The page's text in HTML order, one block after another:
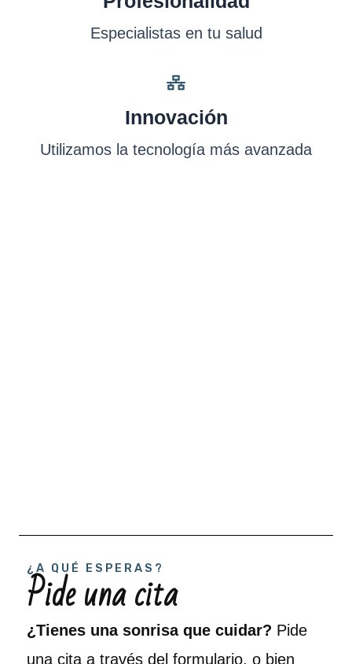
Especialistas en tu salud
Innovación
Utilizamos la tecnología más avanzada
¿A QUÉ ESPERAS?
Pide una cita
¿Tienes una sonrisa que cuidar? Pide
una cita a través del formulario, o bien